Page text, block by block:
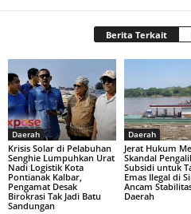
Berita Terkait
Daerah
Krisis Solar di Pelabuhan
Senghie Lumpuhkan Urat
Nadi Logistik Kota
Pontianak Kalbar,
Pengamat Desak
Birokrasi Tak Jadi Batu
Sandungan
Daerah
Jerat Hukum
Skandal
Subsidi untuk
Emas Ilegal di
Ancam
Daerah